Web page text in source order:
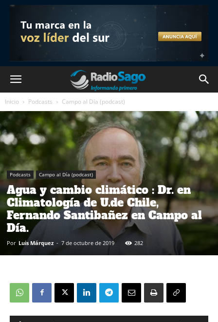
Inicio Podcasts Campo al Día (podcast)
Podcasts Campo al Día (podcast)
Agua y cambio climático : Dr. en
Climatología de U.de Chile,
Fernando Santibañez en Campo al
Día.
Por Luis Márquez - 7 de octubre de 2019 282